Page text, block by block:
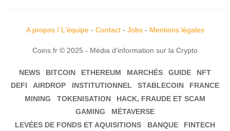
A propos / L'équipe- Contact- Jobs- Mentions légales
Coins.fr © 2025 - Média d'information sur la Crypto
NEWS BITCOIN ETHEREUM MARCHÉS GUIDE
NFT
DEFI
AIRDROP INSTITUTIONNEL STABLECOIN
FRANCE
MINING
TOKENISATION
HACK, FRAUDE ET SCAM
GAMING
MÉTAVERSE
LEVÉES DE FONDS ET AQUISITIONS
BANQUE FINTECH